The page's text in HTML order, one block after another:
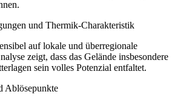
und Thermik-Charakteristik
auf lokale und überregionale
zeigt, dass das Gelände insbesondere
sein volles Potenzial entfaltet.
Ablösepunkte